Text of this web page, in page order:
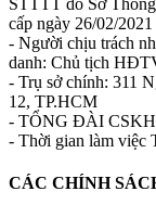
STTTT do Sở
cấp ngày 26/02/2021
- Người chịu trách
danh: Chủ tịch
- Trụ sở chính: 311
12, TP.HCM
- TỔNG ĐÀI CSKH:
- Thời gian làm việc
CÁC CHÍNH